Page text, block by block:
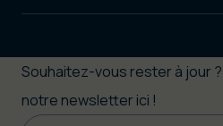
Souhaitez-vous rester à jour
notre newsletter ici !